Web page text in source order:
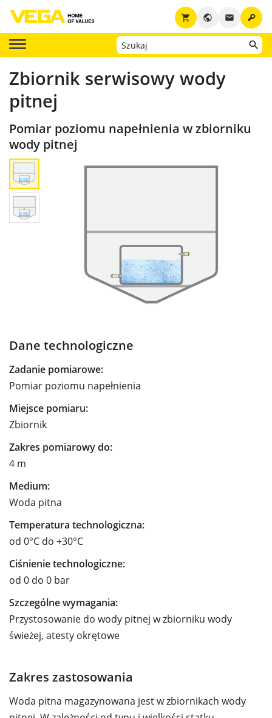
key
email
public
shopping_cart
Zbiornik serwisowy wody
pitnej
Pomiar poziomu napełnienia w zbiorniku
wody pitnej
Dane technologiczne
Zadanie pomiarowe:
Pomiar poziomu napełnienia
Miejsce pomiaru:
Zbiornik
Zakres pomiarowy do:
4 m
Medium:
Woda pitna
Temperatura technologiczna:
od 0°C do +30°C
Ciśnienie technologiczne:
od 0 do 0 bar
Szczególne wymagania:
Przystosowanie do wody pitnej w zbiorniku wody
świeżej, atesty okrętowe
Zakres zastosowania
Woda pitna magazynowana jest w zbiornikach wody